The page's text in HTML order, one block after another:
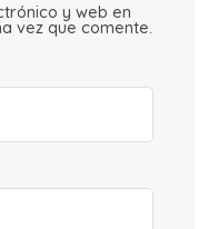
y web en
vez que comente.